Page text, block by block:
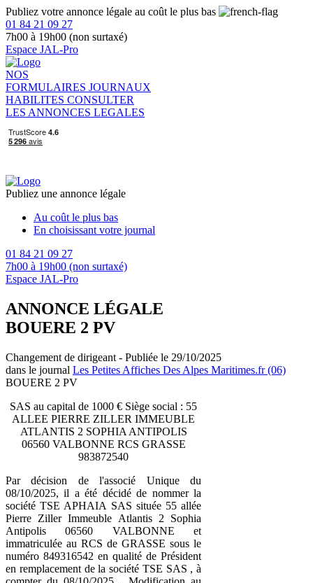
Publiez votre annonce légale au coût le plus bas
01 84 21 09 27
7h00 à 19h00 (non surtaxé)
Espace JAL-Pro
NOS
FORMULAIRES JOURNAUX
HABILITES CONSULTER
LES ANNONCES LEGALES
Publiez une annonce légale
Au coût le plus bas
En choisissant votre journal
01 84 21 09 27
7h00 à 19h00 (non surtaxé)
Espace JAL-Pro
ANNONCE LÉGALE
BOUERE 2 PV
Changement de dirigeant - Publiée le 29/10/2025
dans le journal Les Petites Affiches Des Alpes Maritimes.fr (06)
BOUERE 2 PV
SAS au capital de 1000 € Siège social : 55
ALLEE PIERRE ZILLER IMMEUBLE
ATLANTIS 2 SOPHIA ANTIPOLIS
06560 VALBONNE RCS GRASSE
983872540
Par décision de l'associé Unique du
08/10/2025, il a été décidé de nommer la
société TSE APHAIA SAS située 55 allée
Pierre Ziller Immeuble Atlantis 2 Sophia
Antipolis 06560 VALBONNE et
immatriculée au RCS de GRASSE sous le
numéro 849316542 en qualité de Président
en remplacement de la société TSE SAS , à